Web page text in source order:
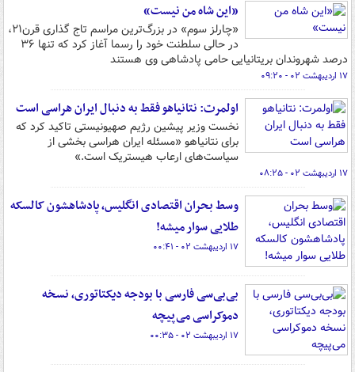
«این شاه من نیست»
«چارلز سوم» در بزرگ‌ترین مراسم تاج گذاری قرن۲۱،
در حالی سلطنت خود را رسما آغاز کرد که تنها ۳۶
درصد شهروندان بریتانیایی حامی پادشاهی وی هستند
۱۷ اردیبهشت ۰۲ - ۰۹:۲۰
اولمرت: نتانیاهو فقط به دنبال ایران هراسی است
نخست وزیر پیشین رژیم صهیونیستی تاکید کرد که
برای نتانیاهو «مسئله ایران هراسی بخشی از
سیاست‌های ارعاب هیستریک است.»
۱۷ اردیبهشت ۰۲ - ۰۸:۲۵
وسط بحران اقتصادی انگلیس، پادشاهشون کالسکه
طلایی سوار میشه!
۱۷ اردیبهشت ۰۲ - ۰۰:۴۱
بی‌بی‌سی فارسی با بودجه دیکتاتوری، نسخه
دموکراسی می‌پیچه
۱۷ اردیبهشت ۰۲ - ۰۰:۳۵